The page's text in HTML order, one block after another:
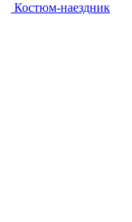
Костюм-наездник